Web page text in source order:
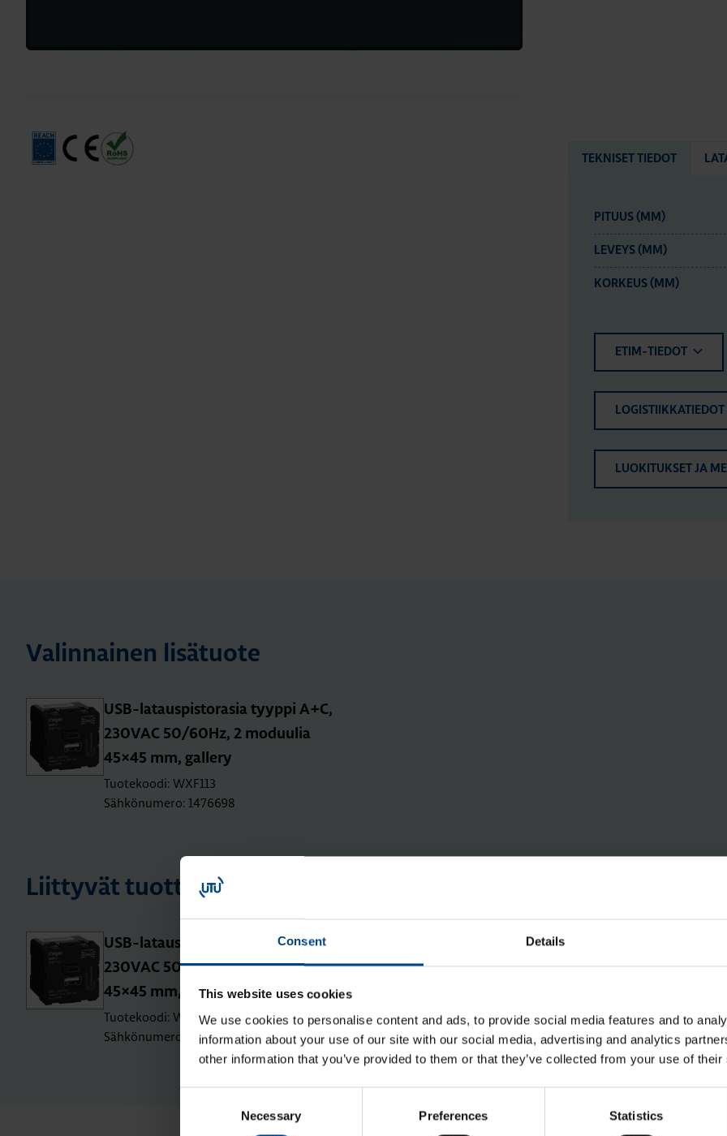
Consent Details
This website uses cookies
We use cookies to personalise content and ads, to provide social media features and to
information about your use of our site with our social media, advertising and analytics
other information that you’ve provided to them or that they’ve collected from your use of
Necessary Preferences Statistics
TEKNISET TIEDOT
PITUUS (MM)
LEVEYS (MM)
KORKEUS (MM)
ETIM-TIEDOT
LOGISTIIKKATIEDOT
LUOKITUKSET JA
Valinnainen lisätuote
USB-la­taus­pis­to­ra­sia tyyp­pi A+C,
230­VAC 50/60Hz, 2 mo­duu­lia
45×45 mm, gal­le­ry
Tuotekoodi: WXF113
Sähkönumero: 1476698
Liittyvät tuotteet
USB-la­taus­pis­to­ra­sia tyyp­pi A+C,
230­VAC 50/60Hz, 2 mo­duu­lia
45×45 mm, gal­le­ry
Tuotekoodi: WXF113
Sähkönumero: 1476698